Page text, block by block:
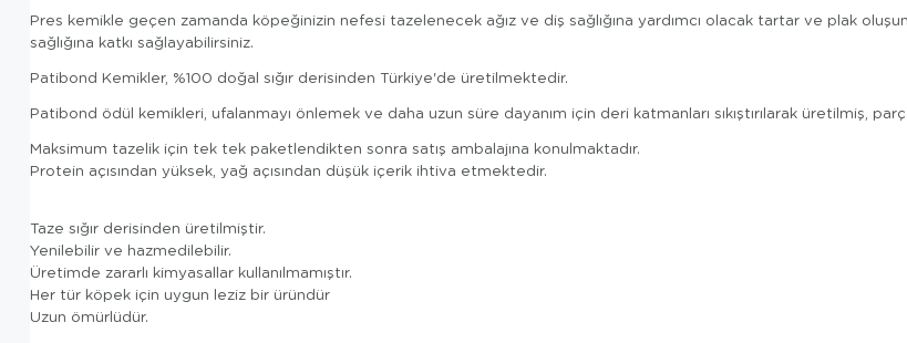
Pres kemikle geçen zamanda köpeğinizin nefesi tazelenecek ağız ve diş sağlığına yardımcı olacak tartar ve plak
sağlığına katkı sağlayabilirsiniz.
Patibond Kemikler, %100 doğal sığır derisinden Türkiye'de üretilmektedir.
Patibond ödül kemikleri, ufalanmayı önlemek ve daha uzun süre dayanım için deri katmanları sıkıştırılarak üretilmiş, parça
Maksimum tazelik için tek tek paketlendikten sonra satış ambalajına konulmaktadır.
Protein açısından yüksek, yağ açısından düşük içerik ihtiva etmektedir.
Taze sığır derisinden üretilmiştir.
Yenilebilir ve hazmedilebilir.
Üretimde zararlı kimyasallar kullanılmamıştır.
Her tür köpek için uygun leziz bir üründür
Uzun ömürlüdür.